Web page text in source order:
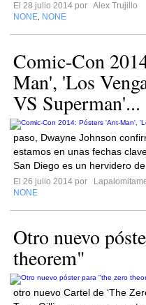
El 28 julio 2014 por Alex Trujillo
NONE NONE
Comic-Con
Man', 'Los
VS Superman'...
paso, Dwayne Johnson
estamos en unas fechas
San Diego es un hervidero
El 26 julio 2014 por
NONE
Otro nuevo
theorem"
otro nuevo Cartel de ‘The